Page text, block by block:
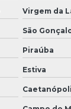
Virgem da
São
Piraúba
Estiva